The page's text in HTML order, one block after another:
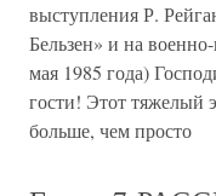
выступления Р.
Бельзен» и на
мая 1985 года)
гости! Этот тяжелый
больше, чем просто